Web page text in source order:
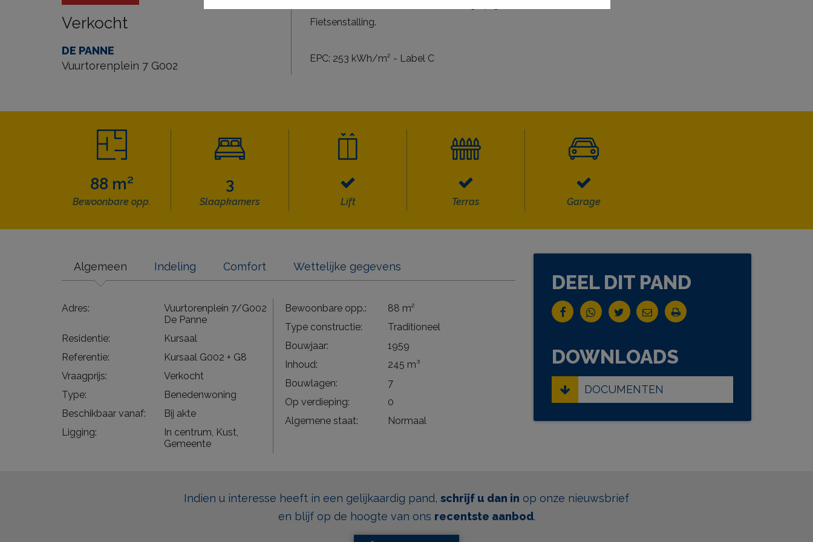
Verkocht
DE PANNE
Vuurtorenplein 7 G002
Fietsenstalling.
EPC: 253 kWh/m² - Label C
88 m²
Bewoonbare opp.
3
Slaapkamers Lift Terras Garage
Algemeen Indeling Comfort Wettelijke gegevens
Adres:
Vuurtorenplein 7/G002
De Panne
Residentie:
Kursaal
Referentie:
Kursaal G002 + G8
Vraagprijs:
Verkocht
Type:
Benedenwoning
Beschikbaar vanaf:
Bij akte
Ligging:
In centrum, Kust,
Gemeente
Bewoonbare opp.:
88 m²
Type constructie:
Traditioneel
Bouwjaar:
1959
Inhoud:
245 m³
Bouwlagen:
7
Op verdieping:
0
Algemene staat:
Normaal
DEEL DIT PAND
DOWNLOADS
DOCUMENTEN
Indien u interesse heeft in een gelijkaardig pand, schrijf u dan in op onze nieuwsbrief
en blijf op de hoogte van ons recentste aanbod.